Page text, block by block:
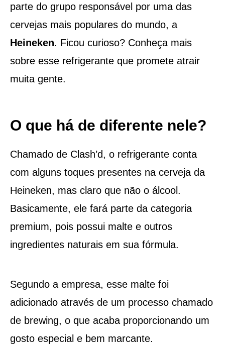
parte do grupo responsável por uma das
cervejas mais populares do mundo, a
Heineken. Ficou curioso? Conheça mais
sobre esse refrigerante que promete atrair
muita gente.
O que há de diferente nele?
Chamado de Clash’d, o refrigerante conta
com alguns toques presentes na cerveja da
Heineken, mas claro que não o álcool.
Basicamente, ele fará parte da categoria
premium, pois possui malte e outros
ingredientes naturais em sua fórmula.
Segundo a empresa, esse malte foi
adicionado através de um processo chamado
de brewing, o que acaba proporcionando um
gosto especial e bem marcante.